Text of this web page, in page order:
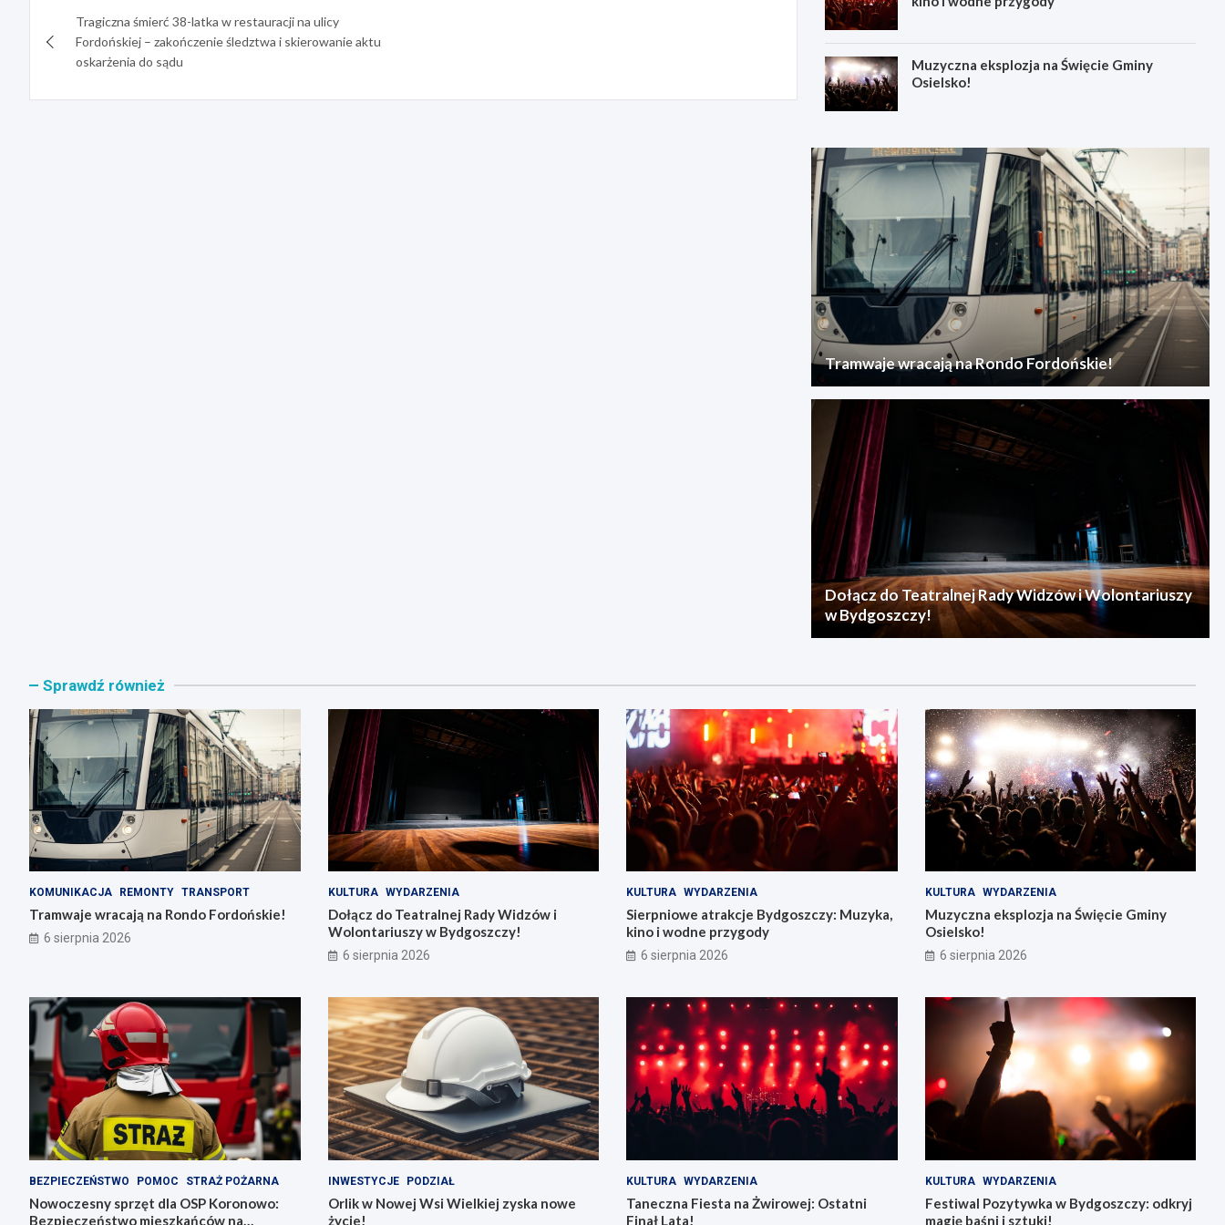
wpisuTragiczna śmierć 38-latka w restauracji na ulicy
Fordońskiej – zakończenie śledztwa i skierowanie aktu
oskarżenia do sądu
Muzyczna eksplozja na Święcie Gminy
Osielsko!
Tramwaje wracają na Rondo Fordońskie!
Dołącz do Teatralnej Rady Widzów i Wolontariuszy
w Bydgoszczy!
Sprawdź również
KOMUNIKACJA REMONTY TRANSPORT
Tramwaje wracają na Rondo Fordońskie!
6 sierpnia 2026
KULTURA WYDARZENIA
Dołącz do Teatralnej Rady Widzów i
Wolontariuszy w Bydgoszczy!
6 sierpnia 2026
KULTURA WYDARZENIA
Sierpniowe atrakcje Bydgoszczy: Muzyka,
kino i wodne przygody
6 sierpnia 2026
KULTURA WYDARZENIA
Muzyczna eksplozja na Święcie Gminy
Osielsko!
6 sierpnia 2026
BEZPIECZEŃSTWO POMOC STRAŻ POŻARNA
Nowoczesny sprzęt dla OSP Koronowo:
Bezpieczeństwo mieszkańców na
INWESTYCJE PODZIAŁ
Orlik w Nowej Wsi Wielkiej zyska nowe
życie!
KULTURA WYDARZENIA
Taneczna Fiesta na Żwirowej: Ostatni
Finał Lata!
KULTURA WYDARZENIA
Festiwal Pozytywka w Bydgoszczy: odkryj
magię baśni i sztuki!